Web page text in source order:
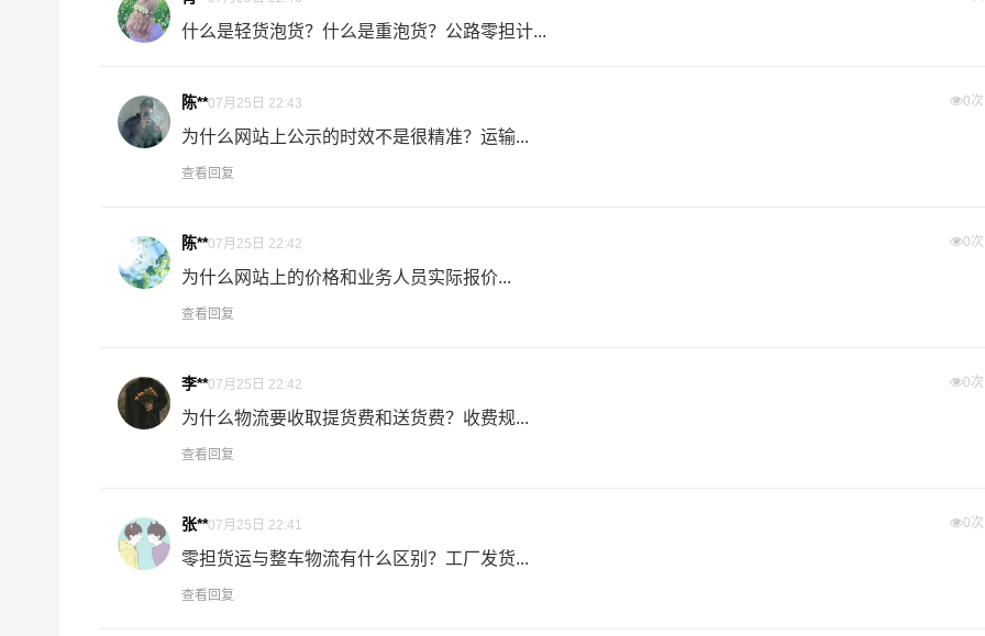
送货
区域
璧山区
璧泉街道,青杠街道,来凤街道,丁家街道,八塘镇,七塘镇,健龙镇,广普镇,大路街道,璧城街道
备注
1、以上长沙至璧山区物流运费仅为站到站报价(不含取货送货存储包装上楼等费用)仅作参考，准确报价请以万信物流官方客服实际报
2、以上长沙至璧山区物流价格仅为零担散货报价、且时间具有时效性，随季节变动或货物规格略有浮动！
物流费用总报价=长沙提货费用+专线运输费用+璧山区送货上门费用。
什么是提货费用（也称接货费、取货费、上门提货费）？
什么是送货费用？
即送货上门费用。物流公司安排车辆把货物从璧山区物流集散地运送到指定的收货地点，期间产生的费用称为送货
什么是轻货泡货？什么是重泡货？公路零担计...
陈**07月25日 22:43 0次
为什么网站上公示的时效不是很精准？运输...
查看回复
陈**07月25日 22:42 0次
为什么网站上的价格和业务人员实际报价...
查看回复
李**07月25日 22:42 0次
为什么物流要收取提货费和送货费？收费规...
查看回复
张**07月25日 22:41 0次
零担货运与整车物流有什么区别？工厂发货...
查看回复